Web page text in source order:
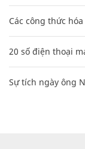
Các công thức
20 số điện thoại
Sự tích ngày ông